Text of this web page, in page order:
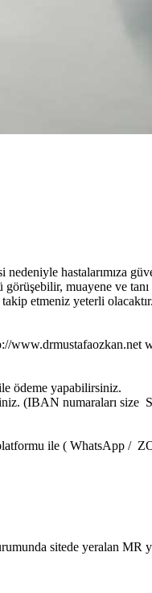
hastalarımıza
muayene ve
etmeniz yeterli olacaktır.
ödeme yapabilirsiniz.
(IBAN numaraları size
ile ( WhatsApp /
sitede yeralan